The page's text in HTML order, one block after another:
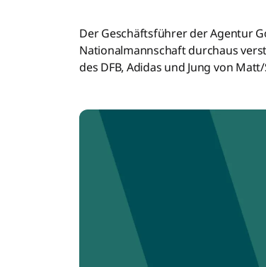
Der Geschäftsführer der Agentur
Nationalmannschaft durchaus
des DFB, Adidas und Jung von